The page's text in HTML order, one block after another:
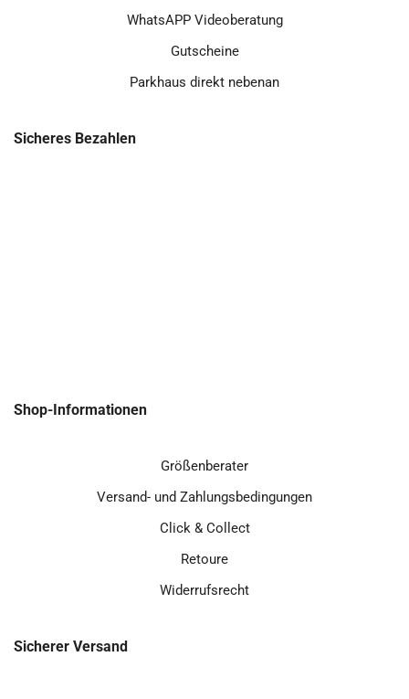
WhatsAPP Videoberatung
Gutscheine
Parkhaus direkt nebenan
Sicheres Bezahlen
Shop-Informationen
Größenberater
Versand- und Zahlungsbedingungen
Click & Collect
Retoure
Widerrufsrecht
Sicherer Versand